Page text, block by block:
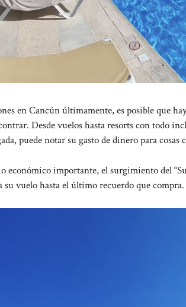
en Cancún últimamente, es posible que
Desde vuelos hasta resorts con todo
puede notar su gasto de dinero para
importante, el surgimiento del
su vuelo hasta el último recuerdo que compra.